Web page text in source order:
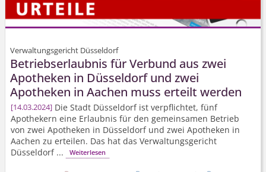
Verwaltungsgericht Düsseldorf
Betriebserlaubnis für Verbund aus zwei
Apotheken in Düsseldorf und zwei
Apotheken in Aachen muss erteilt werden
14.03.2024 Die Stadt Düsseldorf ist verpflichtet, fünf
Apothekern eine Erlaubnis für den gemeinsamen Betrieb
von zwei Apotheken in Düsseldorf und zwei Apotheken in
Aachen zu erteilen. Das hat das Verwaltungsgericht
Düsseldorf ...
Weiterlesen